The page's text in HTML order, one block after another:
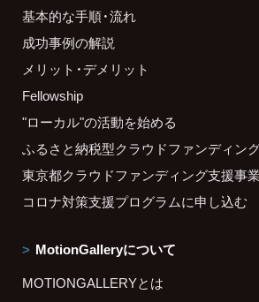
基本的な手順・流れ
成功事例の解説
メリット・デメリット
Fellowship
"ローカル"の活動を始める
ふるさと納税型クラウドファンディン
東京都クラウドファンディング支援事
コロナ対策支援プログラムに申し込む
MotionGalleryについて
MOTIONGALLERYとは